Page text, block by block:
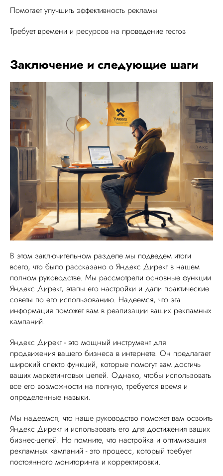
Помогает улучшить эффективность рекламы
Требует времени и ресурсов на проведение тестов
Заключение и следующие шаги
В этом заключительном разделе мы подведем итоги
всего, что было рассказано о Яндекс Директ в нашем
полном руководстве. Мы рассмотрели основные функции
Яндекс Директ, этапы его настройки и дали практические
советы по его использованию. Надеемся, что эта
информация поможет вам в реализации ваших рекламных
кампаний.
Яндекс Директ - это мощный инструмент для
продвижения вашего бизнеса в интернете. Он предлагает
широкий спектр функций, которые помогут вам достичь
ваших маркетинговых целей. Однако, чтобы использовать
все его возможности на полную, требуется время и
определенные навыки.
Мы надеемся, что наше руководство поможет вам освоить
Яндекс Директ и использовать его для достижения ваших
бизнес-целей. Но помните, что настройка и оптимизация
рекламных кампаний - это процесс, который требует
постоянного мониторинга и корректировки.